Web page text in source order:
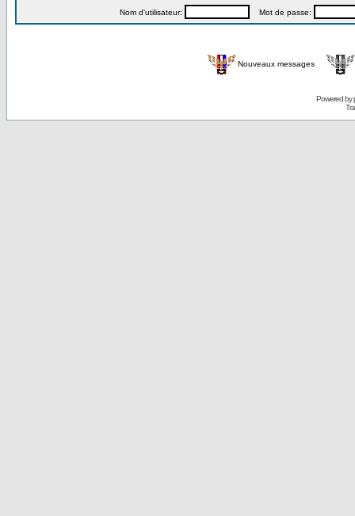
Nom d'utilisateur: Mot de passe:
Nouveaux messages
Powered by